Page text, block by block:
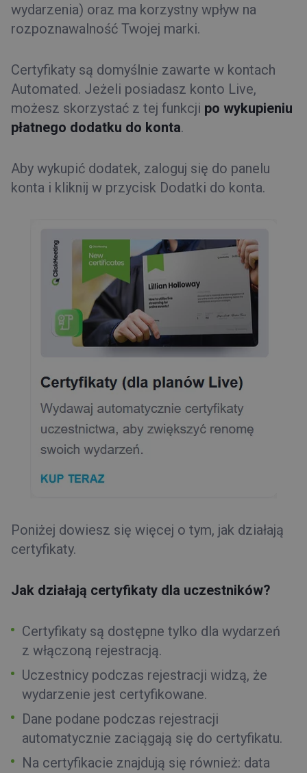
wydarzenia) oraz ma korzystny wpływ na
rozpoznawalność Twojej marki.
Certyfikaty są domyślnie zawarte w kontach
Automated. Jeżeli posiadasz konto Live,
możesz skorzystać z tej funkcji po wykupieniu
płatnego dodatku do konta.
Aby wykupić dodatek, zaloguj się do panelu
konta i kliknij w przycisk Dodatki do konta.
Poniżej dowiesz się więcej o tym, jak działają
certyfikaty.
Jak działają certyfikaty dla uczestników?
Certyfikaty są dostępne tylko dla wydarzeń
z włączoną rejestracją.
Uczestnicy podczas rejestracji widzą, że
wydarzenie jest certyfikowane.
Dane podane podczas rejestracji
automatycznie zaciągają się do certyfikatu.
Na certyfikacie znajdują się również: data